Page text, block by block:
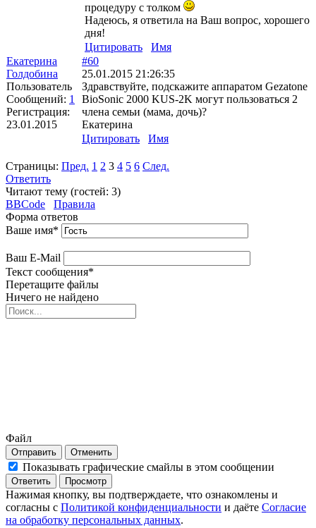
процедуру с толком
Надеюсь, я ответила на Ваш вопрос, хорошего
дня!
Цитировать
Имя
Екатерина
Голдобина
Пользователь
Сообщений: 1
Регистрация:
23.01.2015
#60
25.01.2015 21:26:35
Здравствуйте, подскажите аппаратом Gezatone
BioSonic 2000 KUS-2K могут пользоваться 2
члена семьи (мама, дочь)?
Екатерина
Цитировать
Имя
Страницы: Пред. 1 2 3 4 5 6 След.
Ответить
Читают тему (гостей: 3)
BBCode
Правила
Форма ответов
Ваше имя*
Ваш E-Mail
Текст сообщения*
Перетащите файлы
Ничего не найдено
Файл
Отправить Отменить
Показывать графические смайлы в этом сообщении
Нажимая кнопку, вы подтверждаете, что ознакомлены и
согласны с Политикой конфиденциальности и даёте Согласие
на обработку персональных данных.